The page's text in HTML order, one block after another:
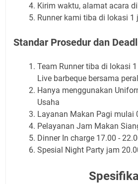
Kirim waktu, alamat acara
Runner kami tiba di lokasi 1
Standar Prosedur dan
Team Runner tiba di lokasi
Live barbeque bersama
Hanya menggunakan
Usaha
Layanan Makan Pagi mulai
Pelayanan Jam Makan
Dinner In charge 17.00 -
Spesial Night Party jam